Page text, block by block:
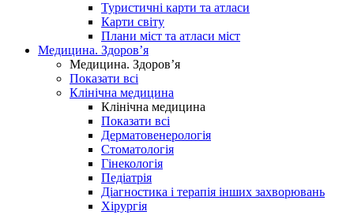
Туристичні карти та атласи
Карти світу
Плани міст та атласи міст
Медицина. Здоров’я
Медицина. Здоров’я
Показати всі
Клінічна медицина
Клінічна медицина
Показати всі
Дерматовенерологія
Стоматологія
Гінекологія
Педіатрія
Діагностика і терапія інших захворювань
Хірургія